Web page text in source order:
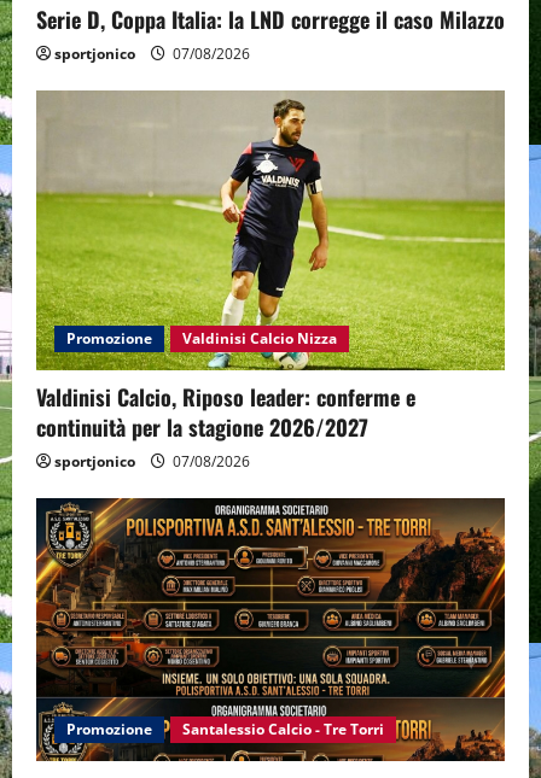
Serie D, Coppa Italia: la LND corregge il caso Milazzo
sportjonico 07/08/2026
Promozione Valdinisi Calcio Nizza
Valdinisi Calcio, Riposo leader: conferme e
continuità per la stagione 2026/2027
sportjonico 07/08/2026
Promozione Santalessio Calcio - Tre Torri